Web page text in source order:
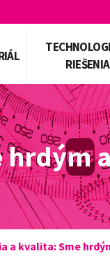
RIEŠENIA
a kvalita: Sme